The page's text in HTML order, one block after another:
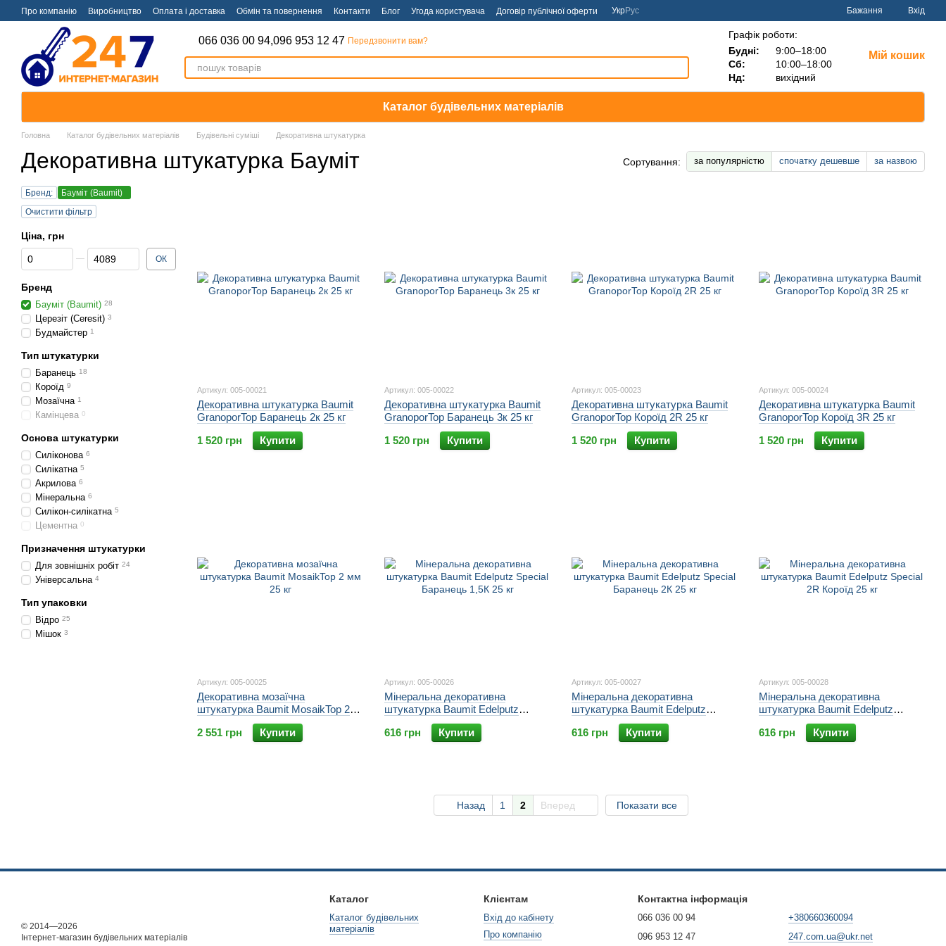
Перейти к основному контенту
Про компанію Виробництво Оплата і доставка Обмін та повернення Контакти Блог Угода користувача Договір публічної оферти УкрРус Бажання Вхід
066 036 00 94,096 953 12 47 Передзвонити вам?
Графік роботи:
Будні:
9:00–18:00
Сб:
10:00–18:00
Нд:
вихідний
Мій кошик
Каталог будівельних матеріалів
Головна Каталог будівельних матеріалів Будівельні суміші Декоративна штукатурка
Декоративна штукатурка Бауміт Сортування: за популярністю спочатку дешевше за назвою
Артикул: 005-00021
Декоративна штукатурка Baumit
GranoporTop Баранець 2к 25 кг
1 520 грн
Купити
Артикул: 005-00022
Декоративна штукатурка Baumit
GranoporTop Баранець 3к 25 кг
1 520 грн
Купити
Артикул: 005-00023
Декоративна штукатурка Baumit
GranoporTop Короїд 2R 25 кг
1 520 грн
Купити
Артикул: 005-00024
Декоративна штукатурка Baumit
GranoporTop Короїд 3R 25 кг
1 520 грн
Купити
Артикул: 005-00025
Декоративна мозаїчна
штукатурка Baumit MosaikTop 2
2 551 грн
Купити
Артикул: 005-00026
Мінеральна декоративна
штукатурка Baumit Edelputz
Special Баранець 1,5К 25 кг
616 грн
Купити
Артикул: 005-00027
Мінеральна декоративна
штукатурка Baumit Edelputz
Special Баранець 2К 25 кг
616 грн
Купити
Артикул: 005-00028
Мінеральна декоративна
штукатурка Baumit Edelputz
Special 2R Короїд 25 кг
616 грн
Купити
Назад 1 2 Вперед Показати все
Бренд:
Бауміт (Baumit)
Очистити фільтр
Ціна, грн
Від Ціна, грн
До Ціна, грн ОК
Бренд
Бауміт (Baumit) 28
Церезіт (Ceresit) 3
Будмайстер 1
Тип штукатурки
Баранець 18
Короїд 9
Мозаїчна 1
Камінцева 0
Основа штукатурки
Силіконова 6
Силікатна 5
Акрилова 6
Мінеральна 6
Силікон-силікатна 5
Цементна 0
Призначення штукатурки
Для зовнішніх робіт 24
Універсальна 4
Тип упаковки
Відро 25
Мішок 3
© 2014—2026
Інтернет-магазин будівельних матеріалів
Каталог
Каталог будівельних
матеріалів
Клієнтам
Вхід до кабінету
Про компанію
Контактна інформація
066 036 00 94
096 953 12 47
+380660360094
247.com.ua@ukr.net